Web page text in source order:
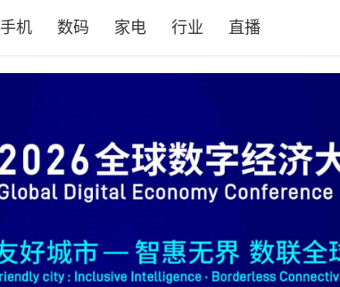
手机 数码 家电 行业 直播